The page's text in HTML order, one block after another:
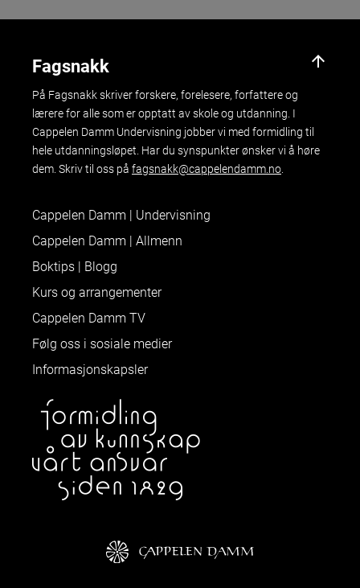
Fagsnakk
På Fagsnakk skriver forskere, forelesere, forfattere og
lærere for alle som er opptatt av skole og utdanning. I
Cappelen Damm Undervisning jobber vi med formidling til
hele utdanningsløpet. Har du synspunkter ønsker vi å høre
dem. Skriv til oss på fagsnakk@cappelendamm.no.
Cappelen Damm | Undervisning
Cappelen Damm | Allmenn
Boktips | Blogg
Kurs og arrangementer
Cappelen Damm TV
Følg oss i sosiale medier
Informasjonskapsler
arrow_upward